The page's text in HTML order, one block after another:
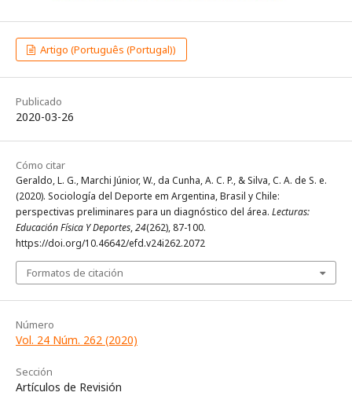
Artigo (Português (Portugal))
Publicado
2020-03-26
Cómo citar
Geraldo, L. G., Marchi Júnior, W., da Cunha, A. C. P., & Silva, C. A. de S. e.
(2020). Sociología del Deporte em Argentina, Brasil y Chile:
perspectivas preliminares para un diagnóstico del área. Lecturas:
Educación Física Y Deportes,24(262), 87-100.
https://doi.org/10.46642/efd.v24i262.2072
Formatos de citación
Número
Vol. 24 Núm. 262 (2020)
Sección
Artículos de Revisión